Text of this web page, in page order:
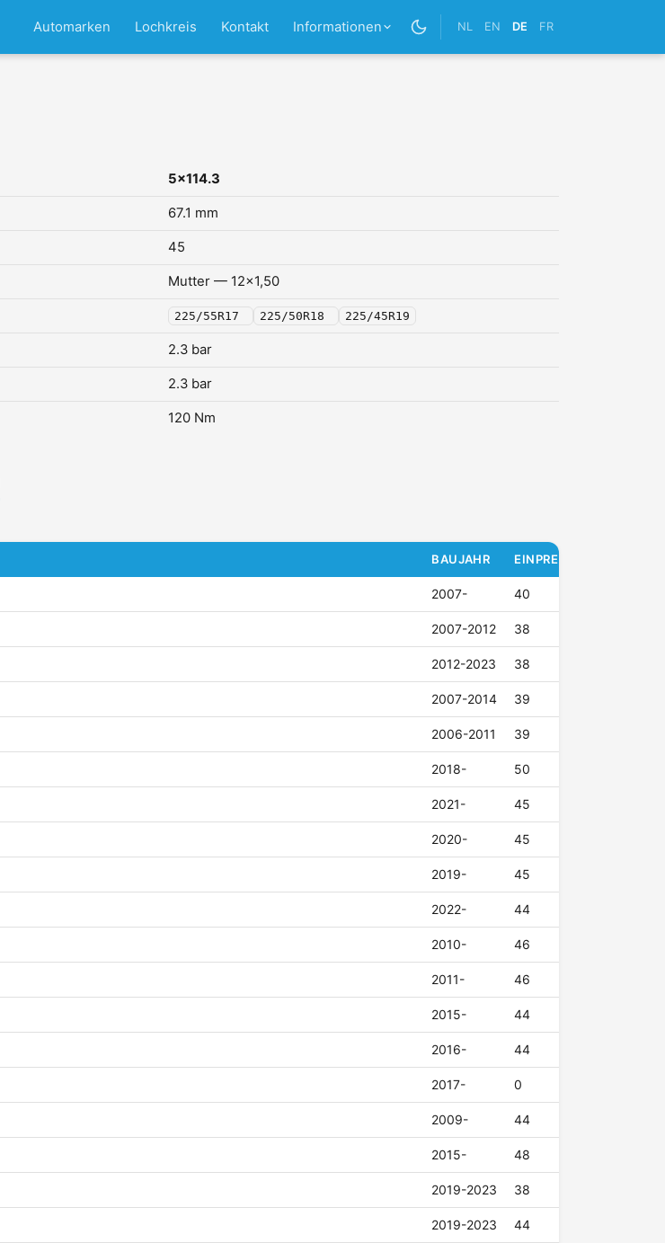
Automarken Lochkreis Kontakt Informationen NL EN DE FR
5x114.3
67.1 mm
45
Mutter — 12x1,50
225/55R17 225/50R18 225/45R19
2.3 bar
2.3 bar
120 Nm
BAUJAHR EINPRESSTIEFE (ET)
2007- 40
2007-2012 38
2012-2023 38
2007-2014 39
2006-2011 39
2018- 50
2021- 45
2020- 45
2019- 45
2022- 44
2010- 46
2011- 46
2015- 44
2016- 44
2017- 0
2009- 44
2015- 48
2019-2023 38
2019-2023 44